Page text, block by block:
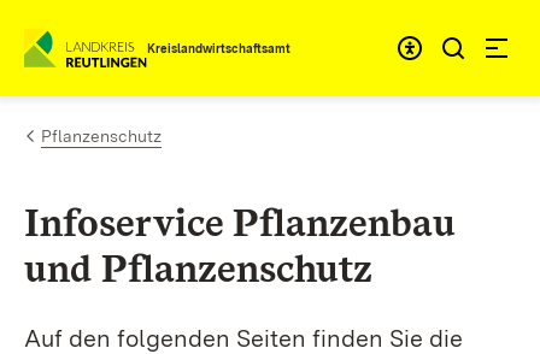
Zum Inhalt springen
Kreislandwirtschaftsamt
Pflanzenschutz
Infoservice Pflanzenbau
und Pflanzenschutz
Auf den folgenden Seiten finden Sie die